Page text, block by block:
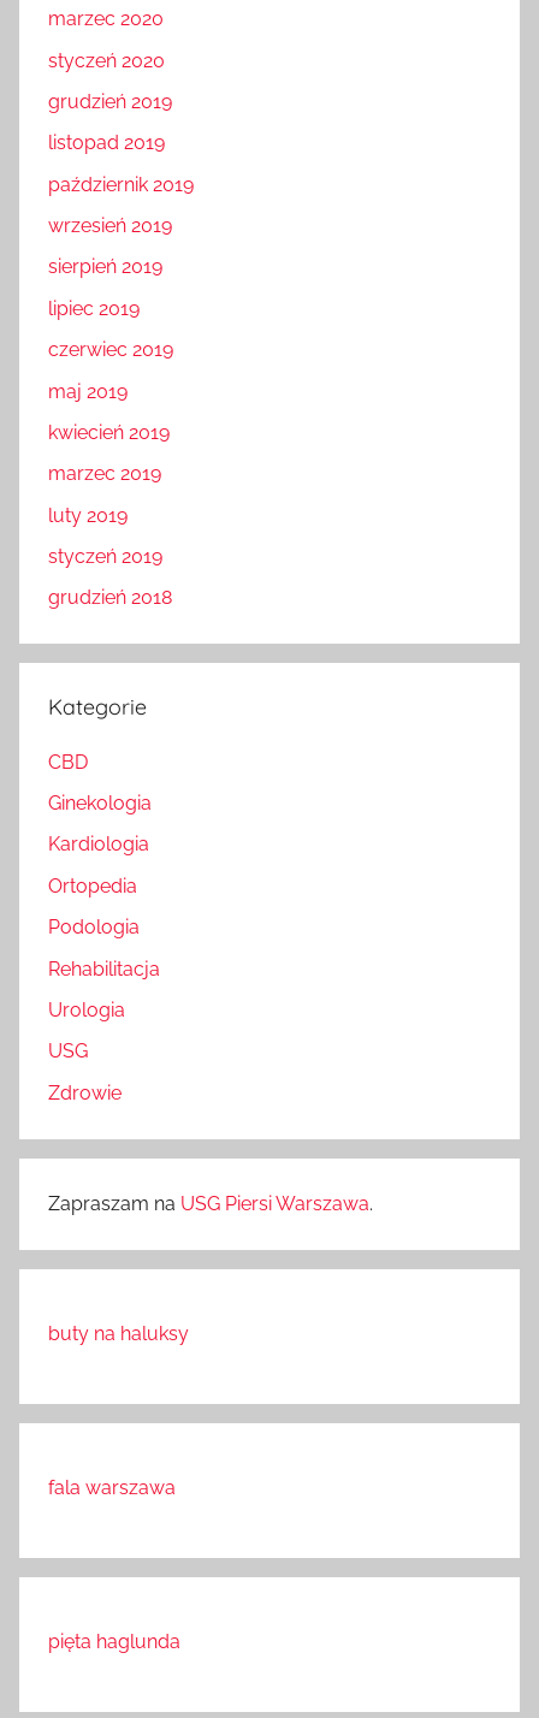
marzec 2020
styczeń 2020
grudzień 2019
listopad 2019
październik 2019
wrzesień 2019
sierpień 2019
lipiec 2019
czerwiec 2019
maj 2019
kwiecień 2019
marzec 2019
luty 2019
styczeń 2019
grudzień 2018
Kategorie
CBD
Ginekologia
Kardiologia
Ortopedia
Podologia
Rehabilitacja
Urologia
USG
Zdrowie
Zapraszam na USG Piersi Warszawa.
buty na haluksy
fala warszawa
pięta haglunda